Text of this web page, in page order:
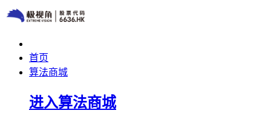
首页
算法商城
进入算法商城